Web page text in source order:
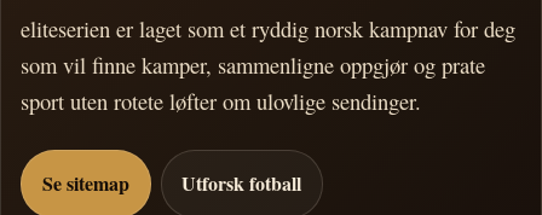
eliteserien er laget som et ryddig norsk kampnav for deg
som vil finne kamper, sammenligne oppgjør og prate
sport uten rotete løfter om ulovlige sendinger.
Se sitemap Utforsk fotball